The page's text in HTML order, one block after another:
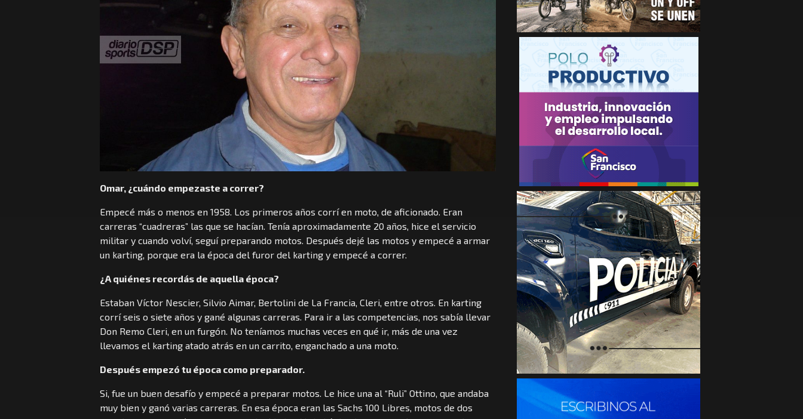
Omar, ¿cuándo empezaste a correr?
Empecé más o menos en 1958. Los primeros años corrí en moto, de aficionado. Eran
carreras “cuadreras” las que se hacían. Tenía aproximadamente 20 años, hice el servicio
militar y cuando volví, seguí preparando motos. Después dejé las motos y empecé a armar
un karting, porque era la época del furor del karting y empecé a correr.
¿A quiénes recordás de aquella época?
Estaban Víctor Nescier, Silvio Aimar, Bertolini de La Francia, Cleri, entre otros. En karting
corrí seis o siete años y gané algunas carreras. Para ir a las competencias, nos sabía llevar
Don Remo Cleri, en un furgón. No teníamos muchas veces en qué ir, más de una vez
llevamos el karting atado atrás en un carrito, enganchado a una moto.
Después empezó tu época como preparador.
Si, fue un buen desafío y empecé a preparar motos. Le hice una al “Ruli” Ottino, que andaba
muy bien y ganó varias carreras. En esa época eran las Sachs 100 Libres, motos de dos